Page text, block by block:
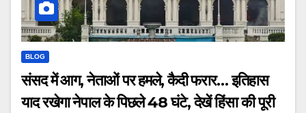
BLOG
संसद में आग, नेताओं पर हमले, कैदी फरार… इतिहास
याद रखेगा नेपाल के पिछले 48 घंटे, देखें हिंसा की पूरी